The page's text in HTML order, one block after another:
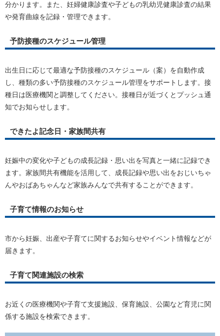
分かります。また、妊婦健康診査や子どもの乳幼児健康診査の結果
や発育曲線を記録・管理できます。
予防接種のスケジュール管理
出生日に応じて最適な予防接種のスケジュール（案）を自動作成
し、種類の多い予防接種のスケジュール管理をサポートします。接
種日は医療機関と調整してください。接種日が近づくとプッシュ通
知でお知らせします。
できたよ記念日・家族間共有
妊娠中の変化や子どもの成長記録・思い出を写真と一緒に記録でき
ます。家族間共有機能を活用して、成長記録や思い出をおじいちゃ
んやおばあちゃんなど家族みんなで共有することができます。
子育て情報のお知らせ
市から妊娠、出産や子育てに関するお知らせやイベント情報などが
届きます。
子育て関連施設の検索
お近くの医療機関や子育て支援施設、保育施設、公園など育児に関
係する施設を検索できます。